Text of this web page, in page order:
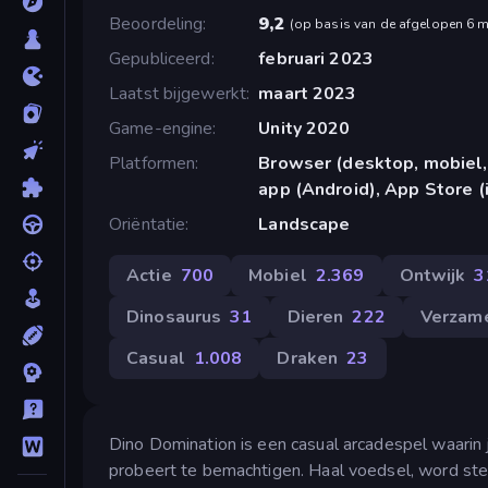
Beoordeling
9,2 (op basis van de afgelopen 6
Gepubliceerd
februari 2023
Laatst bijgewerkt maart 2023
Game-engine
Unity 2020
Platformen
Browser (desktop,
app (Android), App Store
Oriëntatie
Landscape
Actie 700 Mobiel 2.369 Ontwijk
Dinosaurus 31 Dieren 222
Casual 1.008 Draken 23
Dino Domination is een casual arcadespel
probeert te bemachtigen. Haal voedsel, word